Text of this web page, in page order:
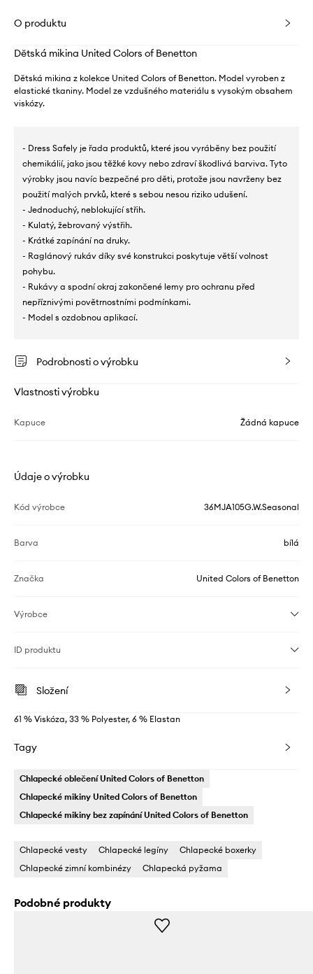
O produktu
Dětská mikina United Colors of Benetton
Dětská mikina z kolekce United Colors of Benetton. Model vyroben z
elastické tkaniny. Model ze vzdušného materiálu s vysokým obsahem
viskózy.
- Dress Safely je řada produktů, které jsou vyráběny bez použití
chemikálií, jako jsou těžké kovy nebo zdraví škodlivá barviva. Tyto
výrobky jsou navíc bezpečné pro děti, protože jsou navrženy bez
použití malých prvků, které s sebou nesou riziko udušení.
- Jednoduchý, neblokující střih.
- Kulatý, žebrovaný výstřih.
- Krátké zapínání na druky.
- Raglánový rukáv díky své konstrukci poskytuje větší volnost
pohybu.
- Rukávy a spodní okraj zakončené lemy pro ochranu před
nepříznivými povětrnostními podmínkami.
- Model s ozdobnou aplikací.
Podrobnosti o výrobku
Vlastnosti výrobku
Kapuce Žádná kapuce
Údaje o výrobku
Kód výrobce 36MJA105G.W.Seasonal
Barva bílá
Značka United Colors of Benetton
Výrobce
ID produktu
Složení
61 % Viskóza, 33 % Polyester, 6 % Elastan
Tagy
Chlapecké oblečení United Colors of Benetton
Chlapecké mikiny United Colors of Benetton
Chlapecké mikiny bez zapínání United Colors of Benetton
Chlapecké vesty Chlapecké legíny
Chlapecké boxerky
Chlapecké zimní kombinézy
Chlapecká pyžama
Podobné produkty